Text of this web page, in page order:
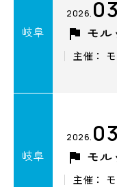
岐阜
2026.
モ
主催：
岐阜
2026.
モ
主催：